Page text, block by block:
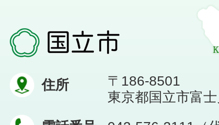
住所
〒186-8501
東京都国立市富